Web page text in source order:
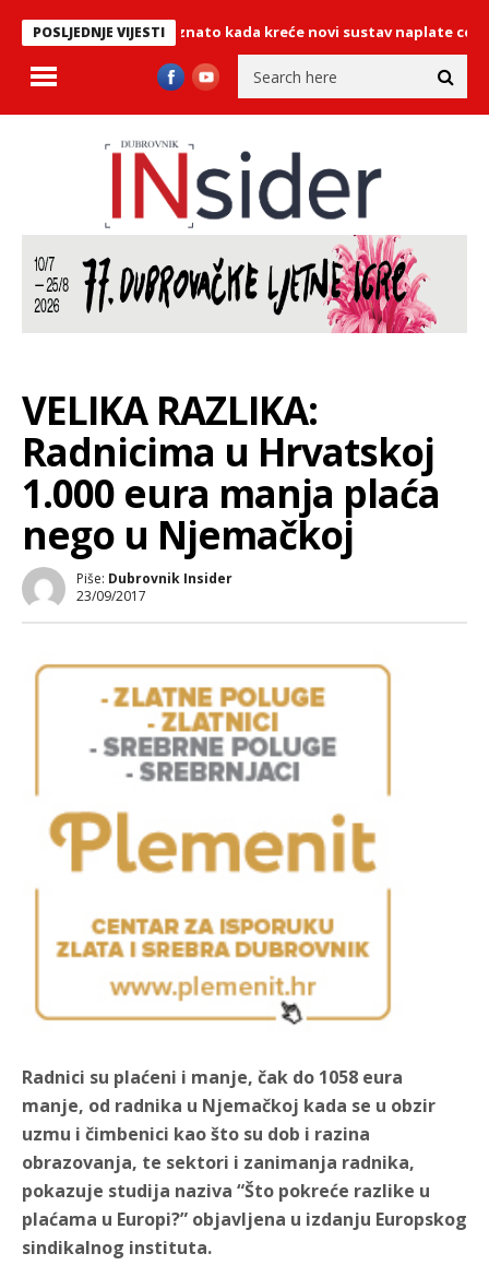
POSLJEDNJE VIJESTI
Poznato kada kreće novi sustav naplate cestarine
VELIKA RAZLIKA:
Radnicima u Hrvatskoj
1.000 eura manja plaća
nego u Njemačkoj
Piše: Dubrovnik Insider
23/09/2017
Radnici su plaćeni i manje, čak do 1058 eura
manje, od radnika u Njemačkoj kada se u obzir
uzmu i čimbenici kao što su dob i razina
obrazovanja, te sektori i zanimanja radnika,
pokazuje studija naziva “Što pokreće razlike u
plaćama u Europi?” objavljena u izdanju Europskog
sindikalnog instituta.